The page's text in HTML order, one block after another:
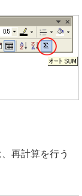
再計算を行う